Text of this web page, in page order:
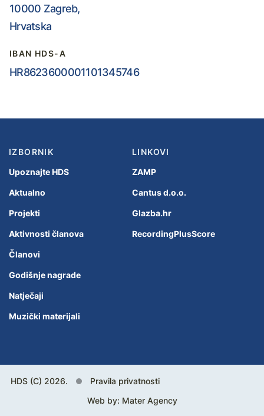
10000 Zagreb,
Hrvatska
IBAN HDS-A
HR8623600001101345746
IZBORNIK
Upoznajte HDS
Aktualno
Projekti
Aktivnosti članova
Članovi
Godišnje nagrade
Natječaji
Muzički materijali
LINKOVI
ZAMP
Cantus d.o.o.
Glazba.hr
RecordingPlusScore
HDS (C) 2026.
Pravila privatnosti
Web by: Mater Agency